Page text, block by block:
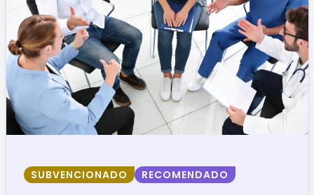
SUBVENCIONADO RECOMENDADO